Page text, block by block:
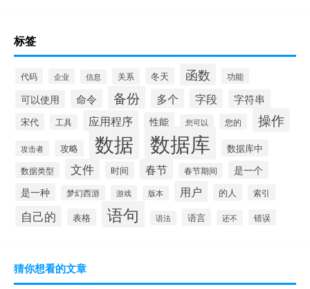
标签
代码 企业 信息 关系 冬天 函数 功能
可以使用 命令 备份 多个 字段 字符串
宋代 工具 应用程序 性能 您可以 您的 操作
攻击者 攻略 数据 数据库 数据库中
数据类型 文件 时间 春节 春节期间
是一个
是一种
梦幻西游 游戏 版本 用户 的人 索引
自己的 表格 语句 语法 语言 还不 错误
猜你想看的文章